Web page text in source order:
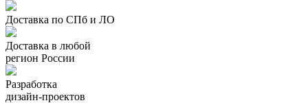
Доставка по СПб и ЛО
Доставка в любой
регион России
Разработка
дизайн-проектов